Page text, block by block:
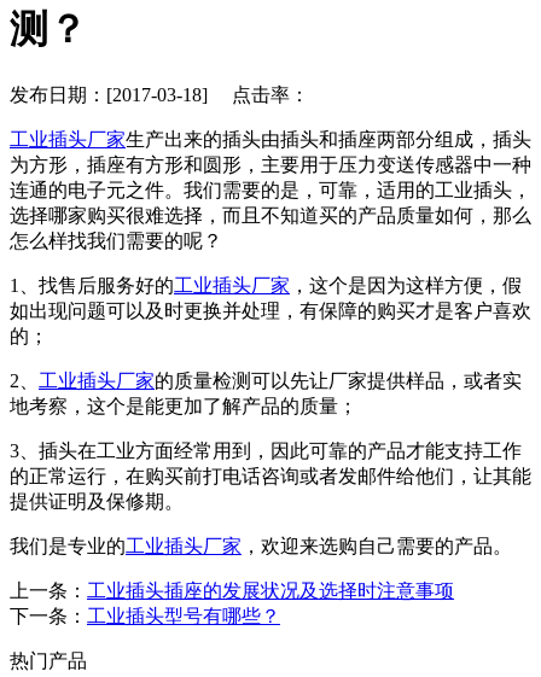
测？
发布日期：[2017-03-18] 点击率：
工业插头厂家生产出来的插头由插头和插座两部分组成，插头
为方形，插座有方形和圆形，主要用于压力变送传感器中一种
连通的电子元之件。我们需要的是，可靠，适用的工业插头，
选择哪家购买很难选择，而且不知道买的产品质量如何，那么
怎么样找我们需要的呢？
1、找售后服务好的工业插头厂家 ，这个是因为这样方便，假
如出现问题可以及时更换并处理，有保障的购买才是客户喜欢
的；
2、 工业插头厂家的质量检测可以先让厂家提供样品，或者实
地考察，这个是能更加了解产品的质量；
3、插头在工业方面经常用到，因此可靠的产品才能支持工作
的正常运行，在购买前打电话咨询或者发邮件给他们，让其能
提供证明及保修期。
我们是专业的工业插头厂家 ，欢迎来选购自己需要的产品。
上一条： 工业插头插座的发展状况及选择时注意事项
下一条： 工业插头型号有哪些？
热门产品